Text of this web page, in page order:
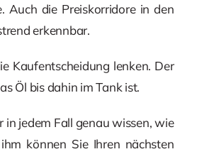
Auch die Preiskorridore in den
erkennbar.
Kaufentscheidung lenken. Der
Öl bis dahin im Tank ist.
jedem Fall genau wissen, wie
können Sie Ihren nächsten